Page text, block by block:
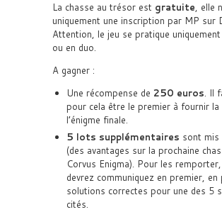
La chasse au trésor est gratuite, elle
uniquement une inscription par MP sur
Attention, le jeu se pratique
ou en duo.
A gagner :
Une récompense de 250 euros. Il
pour cela être le premier à fournir la
l’énigme finale.
5 lots supplémentaires sont mis
(des avantages sur la prochaine
Corvus Enigma). Pour les
devrez communiquez en premier, en
solutions correctes pour une des 5
cités.